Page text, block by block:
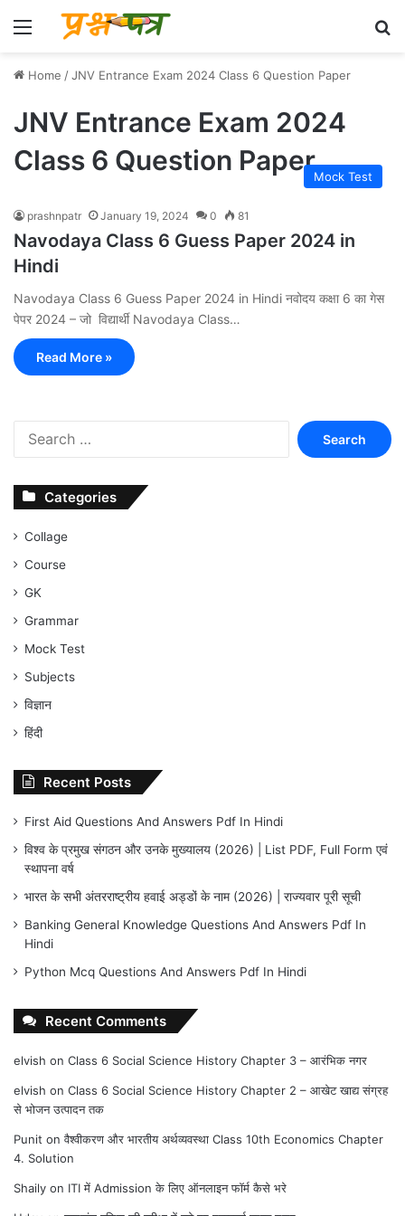
Menu
Home /JNV Entrance Exam 2024 Class 6 Question Paper
JNV Entrance Exam 2024
Class 6 Question PaperMock Test
prashnpatr January 19, 2024 0 81
Navodaya Class 6 Guess Paper 2024 in
Hindi
Navodaya Class 6 Guess Paper 2024 in Hindi नवोदय कक्षा 6 का गेस
पेपर 2024 – जो विद्यार्थी Navodaya Class…
Read More »
Search
for:
Categories
Collage
Course
GK
Grammar
Mock Test
Subjects
विज्ञान
हिंदी
Recent Posts
First Aid Questions And Answers Pdf In Hindi
विश्व के प्रमुख संगठन और उनके मुख्यालय (2026) | List PDF, Full Form एवं
स्थापना वर्ष
भारत के सभी अंतरराष्ट्रीय हवाई अड्डों के नाम (2026) | राज्यवार पूरी सूची
Banking General Knowledge Questions And Answers Pdf In
Hindi
Python Mcq Questions And Answers Pdf In Hindi
Recent Comments
elvish on Class 6 Social Science History Chapter 3 – आरंभिक नगर
elvish on Class 6 Social Science History Chapter 2 – आखेट खाद्य संग्रह
से भोजन उत्पादन तक
Punit onवैश्वीकरण और भारतीय अर्थव्यवस्था Class 10th Economics Chapter
4. Solution
Shaily on ITI में Admission के लिए ऑनलाइन फॉर्म कैसे भरे